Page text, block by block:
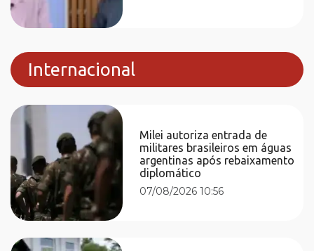
Internacional
Milei autoriza entrada de
militares brasileiros em águas
argentinas após rebaixamento
diplomático
07/08/2026 10:56